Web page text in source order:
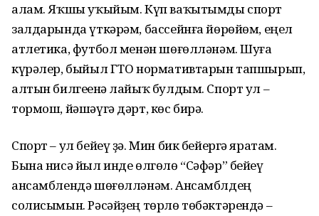
алам. Яҡшы уҡыйым. Күп ваҡытымды спорт
залдарында үткәрәм, бассейнға йөрөйөм, еңел
атлетика, футбол менән шөғөлләнәм. Шуға
күрәлер, быйыл ГТО нормативтарын тапшырып,
алтын билгеһенә лайыҡ булдым. Спорт ул –
тормош, йәшәүгә дәрт, көс бирә.
Спорт – ул бейеү ҙә. Мин бик бейергә яратам.
Бына нисә йыл инде өлгөлө “Сәфәр” бейеү
ансамблендә шөғөлләнәм. Ансамблдең
солисымын. Рәсәйҙең төрлө төбәктәрендә –